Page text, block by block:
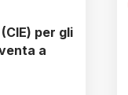
per gli
a